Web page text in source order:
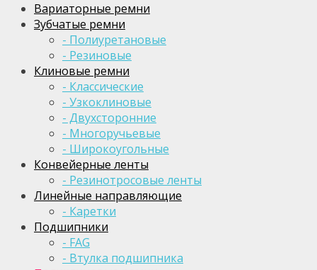
Вариаторные ремни
Зубчатые ремни
- Полиуретановые
- Резиновые
Клиновые ремни
- Классические
- Узкоклиновые
- Двухсторонние
- Многоручьевые
- Широкоугольные
Конвейерные ленты
- Резинотросовые ленты
Линейные направляющие
- Каретки
Подшипники
- FAG
- Втулка подшипника